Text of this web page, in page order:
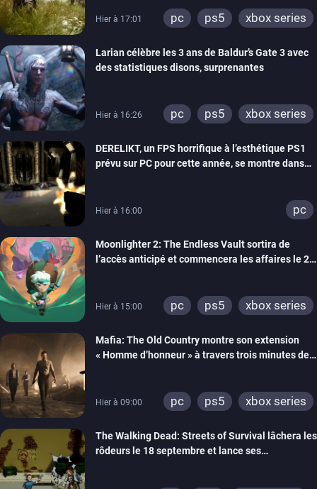
Hier à 17:01 pc ps5 xbox series
Larian célèbre les 3 ans de Baldur’s Gate 3 avec
des statistiques disons, surprenantes
Hier à 16:26 pc ps5 xbox series
DERELIKT, un FPS horrifique à l’esthétique PS1
prévu sur PC pour cette année, se montre dans
Hier à 16:00 pc
Moonlighter 2: The Endless Vault sortira de
l’accès anticipé et commencera les affaires le 2
Hier à 15:00 pc ps5 xbox series
Mafia: The Old Country montre son extension
« Homme d’honneur » à travers trois minutes de
Hier à 09:00 pc ps5 xbox series
The Walking Dead: Streets of Survival lâchera les
rôdeurs le 18 septembre et lance ses